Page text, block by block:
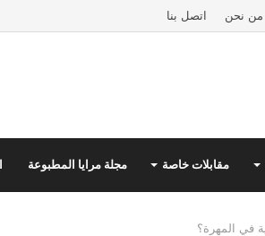
من نحن اتصل بنا
مقابلات خاصة مجلة مرايا المطبوعة
في المهرة؟